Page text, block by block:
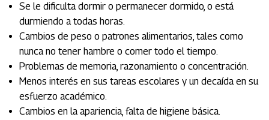
Se le dificulta dormir o permanecer dormido, o está
durmiendo a todas horas.
Cambios de peso o patrones alimentarios, tales como
nunca no tener hambre o comer todo el tiempo.
Problemas de memoria, razonamiento o concentración.
Menos interés en sus tareas escolares y un decaída en su
esfuerzo académico.
Cambios en la apariencia, falta de higiene básica.